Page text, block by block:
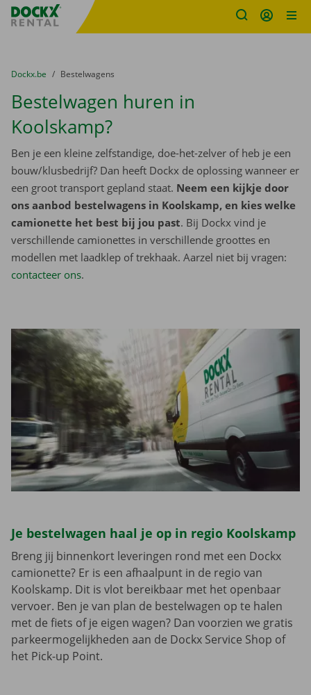
Fratello DEMO
U bevindt zich hier:
van
Dockx.be naar
Bestelwagens
Bestelwagen huren in
Koolskamp?
Ben je een kleine zelfstandige, doe-het-zelver of heb je een
bouw/klusbedrijf? Dan heeft Dockx de oplossing wanneer er
een groot transport gepland staat. Neem een kijkje door
ons aanbod bestelwagens in Koolskamp, en kies welke
camionette het best bij jou past. Bij Dockx vind je
verschillende camionettes in verschillende groottes en
modellen met laadklep of trekhaak. Aarzel niet bij vragen:
contacteer ons.
Je bestelwagen haal je op in regio Koolskamp
Breng jij binnenkort leveringen rond met een Dockx
camionette? Er is een afhaalpunt in de regio van
Koolskamp. Dit is vlot bereikbaar met het openbaar
vervoer. Ben je van plan de bestelwagen op te halen
met de fiets of je eigen wagen? Dan voorzien we gratis
parkeermogelijkheden aan de Dockx Service Shop of
het Pick-up Point.